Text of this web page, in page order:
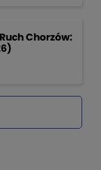
Chorzów: